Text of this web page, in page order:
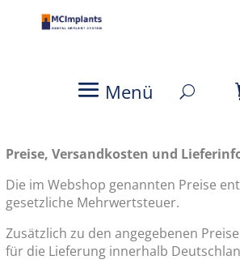
Menü
Preise, Versandkosten und
Die im Webshop genannten Preise
gesetzliche Mehrwertsteuer.
Zusätzlich zu den angegebenen
für die Lieferung innerhalb